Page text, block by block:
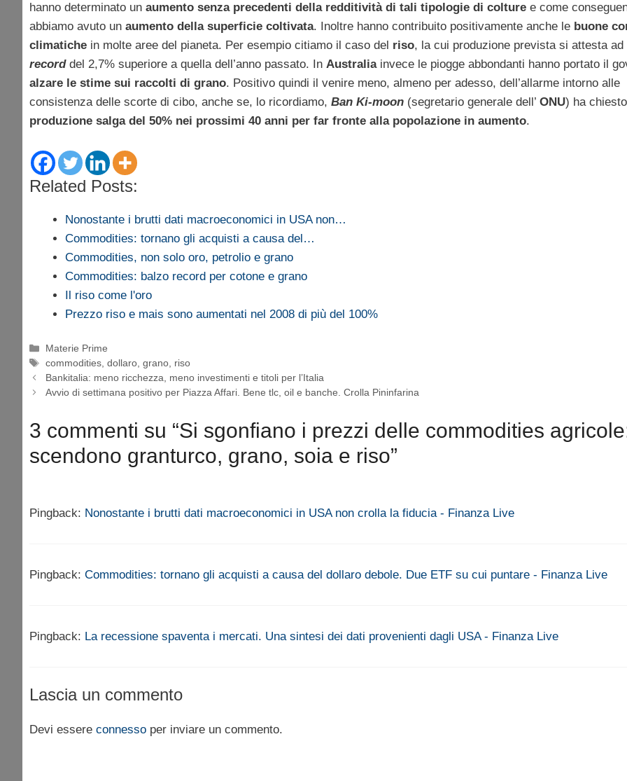
hanno determinato un aumento senza precedenti della redditività di tali tipologie di colture e come
abbiamo avuto un aumento della superficie coltivata. Inoltre hanno contribuito positivamente anche le buone
climatiche in molte aree del pianeta. Per esempio citiamo il caso del riso, la cui produzione prevista si attesta
recorddel 2,7% superiore a quella dell’anno passato. In Australiainvece le piogge abbondanti hanno portato il
alzare le stime sui raccolti di grano. Positivo quindi il venire meno, almeno per adesso, dell’allarme intorno alle
consistenza delle scorte di cibo, anche se, lo ricordiamo, Ban Ki-moon (segretario generale dell’ ONU) ha
produzione salga del 50% nei prossimi 40 anni per far fronte alla popolazione in aumento.
Related Posts:
Nonostante i brutti dati macroeconomici in USA non…
Commodities: tornano gli acquisti a causa del…
Commodities, non solo oro, petrolio e grano
Commodities: balzo record per cotone e grano
Il riso come l'oro
Prezzo riso e mais sono aumentati nel 2008 di più del 100%
Categorie
Materie Prime
Tag
commodities ,dollaro ,grano riso
Bankitalia: meno ricchezza, meno investimenti e titoli per l’Italia
Avvio di settimana positivo per Piazza Affari. Bene tlc, oil e banche. Crolla Pininfarina
3 commenti su “Si sgonfiano i prezzi delle commodities
scendono granturco, grano, soia e riso”
Pingback: Nonostante i brutti dati macroeconomici in USA non crolla la fiducia - Finanza Live
Pingback: Commodities: tornano gli acquisti a causa del dollaro debole. Due ETF su cui puntare - Finanza Live
Pingback: La recessione spaventa i mercati. Una sintesi dei dati provenienti dagli USA - Finanza Live
Lascia un commento
Devi essere connesso per inviare un commento.